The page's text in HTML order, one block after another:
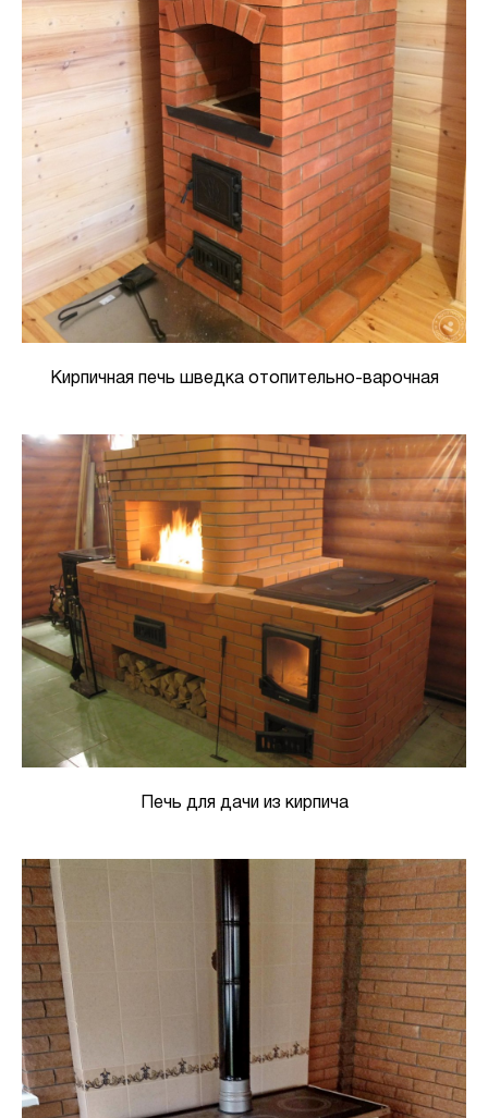
Кирпичная печь шведка отопительно-варочная
Печь для дачи из кирпича